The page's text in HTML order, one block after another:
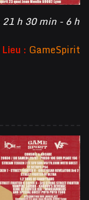
21 h 30 min - 6 h
Lieu : GameSpirit